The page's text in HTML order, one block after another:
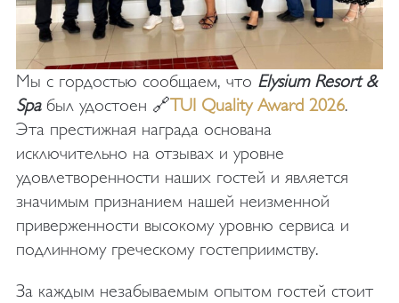
Мы с гордостью сообщаем, что Elysium Resort &
Spaбыл удостоен 🔗TUI Quality Award 2026.
Эта престижная награда основана
исключительно на отзывах и уровне
удовлетворенности наших гостей и является
значимым признанием нашей неизменной
приверженности высокому уровню сервиса и
подлинному греческому гостеприимству.
За каждым незабываемым опытом гостей стоит